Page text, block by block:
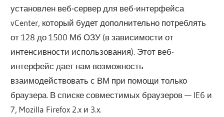
установлен веб-сервер для веб-интерфейса
vCenter, который будет дополнительно потреблять
от 128 до 1500 Мб ОЗУ (в зависимости от
интенсивности использования). Этот веб-
интерфейс дает нам возможность
взаимодействовать с ВМ при помощи только
браузера. В списке совместимых браузеров — IE6 и
7, Mozilla Firefox 2.x и 3.x.